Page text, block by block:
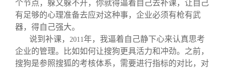
个节点，躲又躲不开，你就得逼着自己去补课，让自己
有足够的心理准备去应对这种事，企业必须有枪有武
器，得自己强大。
说到补课， 2011年，我逼着自己静下心来认真思考
企业的管理。比如如何让搜狗更具活力和冲劲。之前，
搜狗是参照搜狐的考核体系，需要进行指标的对比，对